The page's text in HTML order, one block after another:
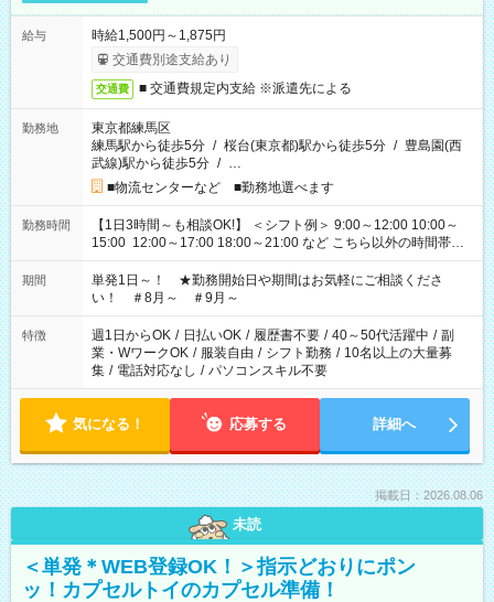
給与
時給1,500円～1,875円
交通費別途支給あり
交通費 ■ 交通費規定内支給 ※派遣先による
勤務地
東京都練馬区
練馬駅から徒歩5分 / 桜台(東京都)駅から徒歩5分 / 豊島園(西
武線)駅から徒歩5分 / …
■物流センターなど ■勤務地選べます
勤務時間
【1日3時間～も相談OK!】 ＜シフト例＞ 9:00～12:00 10:00～
15:00 12:00～17:00 18:00～21:00 など こちら以外の時間帯も
お気軽にご相談ください！
期間
単発1日～！ ★勤務開始日や期間はお気軽にご相談くださ
い！ ＃8月～ ＃9月～
特徴 週1日からOK / 日払いOK / 履歴書不要 / 40～50代活躍中 / 副
業・WワークOK / 服装自由 / シフト勤務 / 10名以上の大量募
集 / 電話対応なし / パソコンスキル不要
気になる！ 応募する 詳細へ
掲載日：2026.08.06
未読
＜単発＊WEB登録OK！＞指示どおりにポン
ッ！カプセルトイのカプセル準備！